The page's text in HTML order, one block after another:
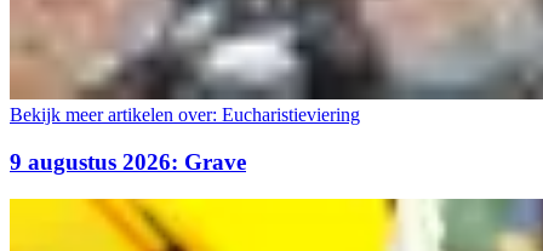
Bekijk meer artikelen over: Eucharistieviering
9 augustus 2026: Grave